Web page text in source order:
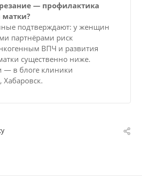
— профилактика
подтверждают: у женщин
партнёрами риск
ВПЧ и развития
существенно ниже.
— в блоге клиники
Хабаровск.